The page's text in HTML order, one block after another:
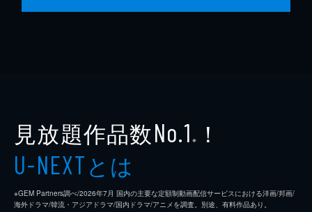
見放題作品数No.1 ※ ！
U-NEXTとは
※GEM Partners調べ/2026年7⽉ 国内の主要な定額制動画配信サービスにおける洋画/邦画/
海外ドラマ/韓流・アジアドラマ/国内ドラマ/アニメを調査。別途、有料作品あり。